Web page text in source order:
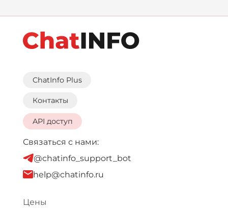
ChatInfo Plus
Контакты
API доступ
Связаться с нами:
@chatinfo_support_bot
help@chatinfo.ru
Цены